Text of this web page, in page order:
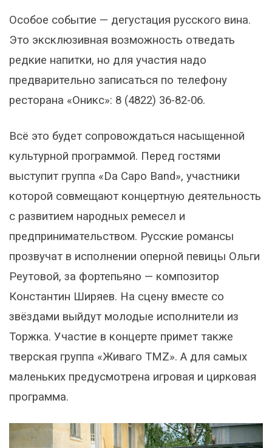
Особое событие — дегустация русского вина.
Это эксклюзивная возможность отведать
редкие напитки, но для участия надо
предварительно записаться по телефону
ресторана «Оникс»: 8 (4822) 36-82-06.
Всё это будет сопровождаться насыщенной
культурной программой. Перед гостями
выступит группа «Da Capo Band», участники
которой совмещают концертную деятельность
с развитием народных ремесел и
предпринимательством. Русские романсы
прозвучат в исполнении оперной певицы Ольги
Реутовой, за фортепьяно — композитор
Константин Ширяев. На сцену вместе со
звёздами выйдут молодые исполнители из
Торжка. Участие в концерте примет также
тверская группа «Живаго TMZ». А для самых
маленьких предусмотрена игровая и цирковая
программа.